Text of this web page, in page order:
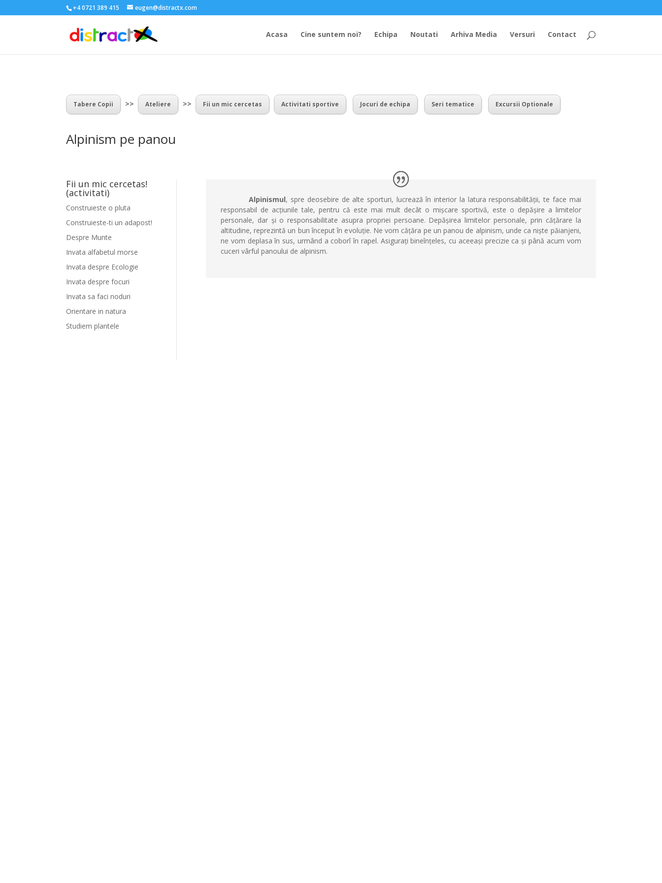
+4 0721 389 415 eugen@distractx.com
Acasa Cine suntem noi? Echipa Noutati Arhiva Media Versuri Contact
Tabere Copii >> Ateliere >> Fii un mic cercetas Activitati sportive Jocuri de echipa Seri tematice Excursii Optionale
Alpinism pe panou
Fii un mic cercetas!
(activitati)
Construieste o pluta
Construieste-ti un adapost!
Despre Munte
Invata alfabetul morse
Invata despre Ecologie
Invata despre focuri
Invata sa faci noduri
Orientare in natura
Studiem plantele
Alpinismul, spre deosebire de alte sporturi, lucrează în interior la latura responsabilității, te face mai
responsabil de acțiunile tale, pentru că este mai mult decât o mișcare sportivă, este o depășire a limitelor
personale, dar și o responsabilitate asupra propriei persoane. Depășirea limitelor personale, prin cățărare la
altitudine, reprezintă un bun început în evoluție. Ne vom cățăra pe un panou de alpinism, unde ca niște păianjeni,
ne vom deplasa în sus, urmând a coborî în rapel. Asigurați bineînțeles, cu aceeași precizie ca și până acum vom
cuceri vârful panoului de alpinism.